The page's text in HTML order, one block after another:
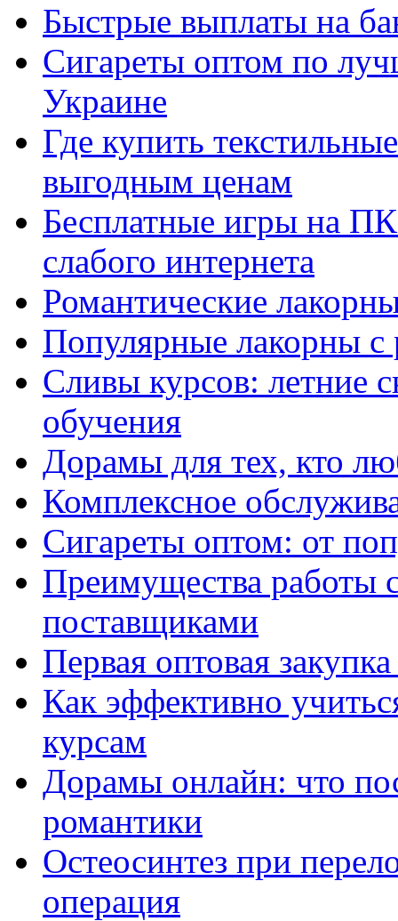
Быстрые выплаты на
Сигареты оптом по
Украине
Где купить
выгодным ценам
Бесплатные игры на
слабого интернета
Романтические
Популярные лакорны с
Сливы курсов: летние
обучения
Дорамы для тех, кто
Комплексное
Сигареты оптом: от
Преимущества работы
поставщиками
Первая оптовая
Как эффективно
курсам
Дорамы онлайн: что
романтики
Остеосинтез при
операция